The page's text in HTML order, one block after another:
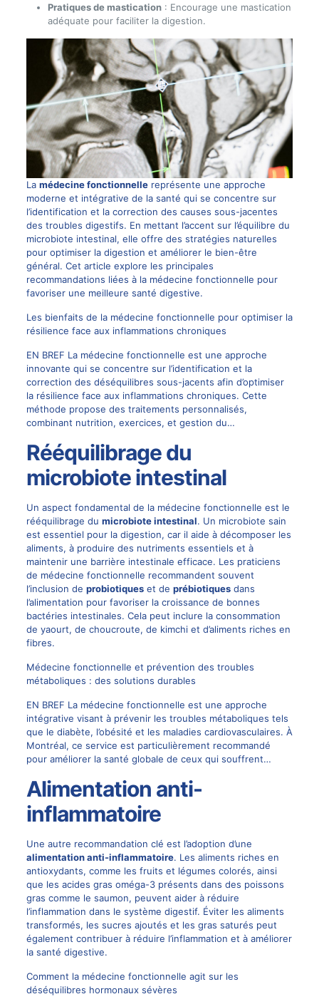
Pratiques de mastication: Encourage une mastication
adéquate pour faciliter la digestion.
La médecine fonctionnellereprésente une approche
moderne et intégrative de la santé qui se concentre sur
l’identification et la correction des causes sous-jacentes
des troubles digestifs. En mettant l’accent sur l’équilibre du
microbiote intestinal, elle offre des stratégies naturelles
pour optimiser la digestion et améliorer le bien-être
général. Cet article explore les principales
recommandations liées à la médecine fonctionnelle pour
favoriser une meilleure santé digestive.
Les bienfaits de la médecine fonctionnelle pour optimiser la
résilience face aux inflammations chroniques
EN BREF La médecine fonctionnelle est une approche
innovante qui se concentre sur l’identification et la
correction des déséquilibres sous-jacents afin d’optimiser
la résilience face aux inflammations chroniques. Cette
méthode propose des traitements personnalisés,
combinant nutrition, exercices, et gestion du…
Rééquilibrage du
microbiote intestinal
Un aspect fondamental de la médecine fonctionnelle est le
rééquilibrage du microbiote intestinal. Un microbiote sain
est essentiel pour la digestion, car il aide à décomposer les
aliments, à produire des nutriments essentiels et à
maintenir une barrière intestinale efficace. Les praticiens
de médecine fonctionnelle recommandent souvent
l’inclusion de probiotiqueset de prébiotiquesdans
l’alimentation pour favoriser la croissance de bonnes
bactéries intestinales. Cela peut inclure la consommation
de yaourt, de choucroute, de kimchi et d’aliments riches en
fibres.
Médecine fonctionnelle et prévention des troubles
métaboliques : des solutions durables
EN BREF La médecine fonctionnelle est une approche
intégrative visant à prévenir les troubles métaboliques tels
que le diabète, l’obésité et les maladies cardiovasculaires. À
Montréal, ce service est particulièrement recommandé
pour améliorer la santé globale de ceux qui souffrent…
Alimentation anti-
inflammatoire
Une autre recommandation clé est l’adoption d’une
alimentation anti-inflammatoire. Les aliments riches en
antioxydants, comme les fruits et légumes colorés, ainsi
que les acides gras oméga-3 présents dans des poissons
gras comme le saumon, peuvent aider à réduire
l’inflammation dans le système digestif. Éviter les aliments
transformés, les sucres ajoutés et les gras saturés peut
également contribuer à réduire l’inflammation et à améliorer
la santé digestive.
Comment la médecine fonctionnelle agit sur les
déséquilibres hormonaux sévères